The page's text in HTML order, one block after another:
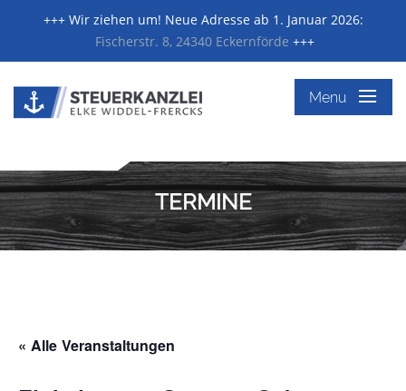
+++ Wir ziehen um! Neue Adresse ab 1. Januar 2026:
Fischerstr. 8, 24340 Eckernförde +++
Menu ≡
TERMINE
« Alle Veranstaltungen